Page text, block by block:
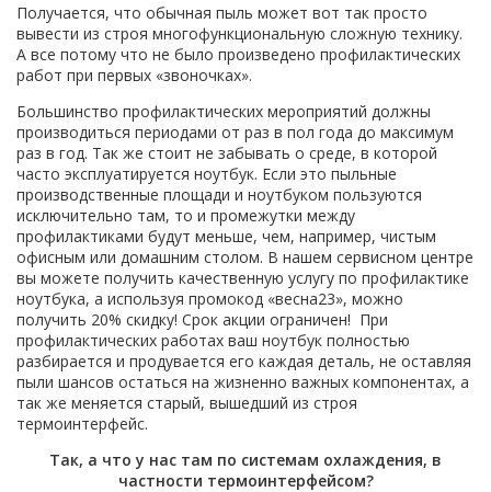
Получается, что обычная пыль может вот так просто
вывести из строя многофункциональную сложную технику.
А все потому что не было произведено профилактических
работ при первых «звоночках».
Большинство профилактических мероприятий должны
производиться периодами от раз в пол года до максимум
раз в год. Так же стоит не забывать о среде, в которой
часто эксплуатируется ноутбук. Если это пыльные
производственные площади и ноутбуком пользуются
исключительно там, то и промежутки между
профилактиками будут меньше, чем, например, чистым
офисным или домашним столом. В нашем сервисном центре
вы можете получить качественную услугу по профилактике
ноутбука, а используя промокод «весна23», можно
получить 20% скидку! Срок акции ограничен! При
профилактических работах ваш ноутбук полностью
разбирается и продувается его каждая деталь, не оставляя
пыли шансов остаться на жизненно важных компонентах, а
так же меняется старый, вышедший из строя
термоинтерфейс.
Так, а что у нас там по системам охлаждения, в
частности термоинтерфейсом?